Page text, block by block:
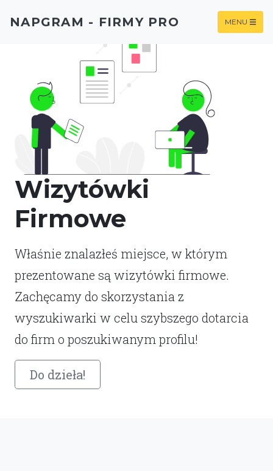
Wizytówki
Firmowe
Właśnie znalazłeś miejsce, w którym
prezentowane są wizytówki firmowe.
Zachęcamy do skorzystania z
wyszukiwarki w celu szybszego dotarcia
do firm o poszukiwanym profilu!
Do dzieła!
NAPGRAM - FIRMY PRO MENU